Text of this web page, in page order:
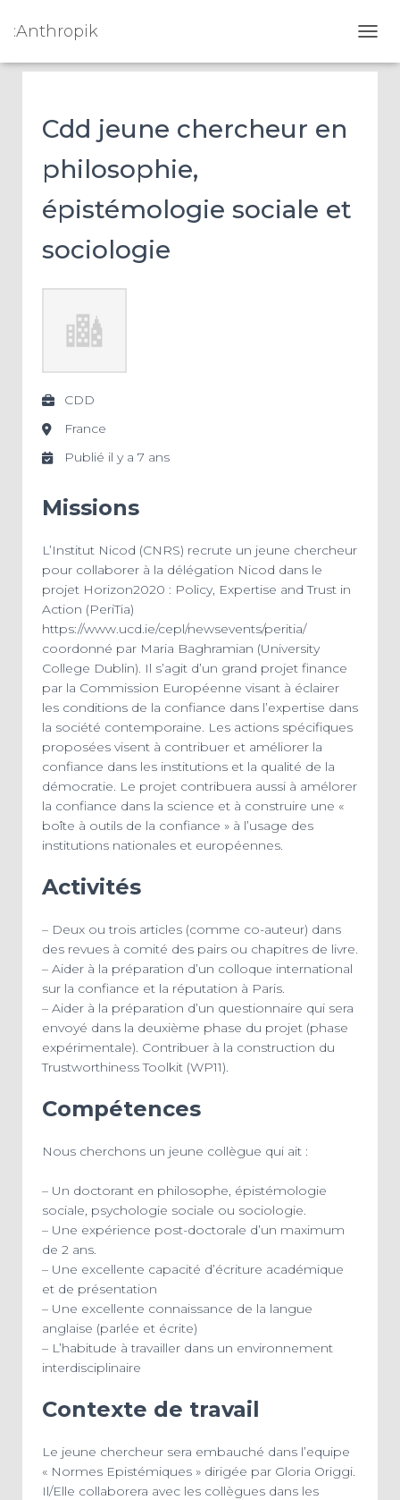
:Anthropik
Cdd jeune chercheur en
philosophie,
épistémologie sociale et
sociologie
CDD
France
Publié il y a 7 ans
Missions
L’Institut Nicod (CNRS) recrute un jeune chercheur
pour collaborer à la délégation Nicod dans le
projet Horizon2020 : Policy, Expertise and Trust in
Action (PeriTia)
https://www.ucd.ie/cepl/newsevents/peritia/
coordonné par Maria Baghramian (University
College Dublin). Il s’agit d’un grand projet finance
par la Commission Européenne visant à éclairer
les conditions de la confiance dans l’expertise dans
la société contemporaine. Les actions spécifiques
proposées visent à contribuer et améliorer la
confiance dans les institutions et la qualité de la
démocratie. Le projet contribuera aussi à amélorer
la confiance dans la science et à construire une «
boîte à outils de la confiance » à l’usage des
institutions nationales et européennes.
Activités
– Deux ou trois articles (comme co-auteur) dans
des revues à comité des pairs ou chapitres de livre.
– Aider à la préparation d’un colloque international
sur la confiance et la réputation à Paris.
– Aider à la préparation d’un questionnaire qui sera
envoyé dans la deuxième phase du projet (phase
expérimentale). Contribuer à la construction du
Trustworthiness Toolkit (WP11).
Compétences
Nous cherchons un jeune collègue qui ait :
– Un doctorant en philosophe, épistémologie
sociale, psychologie sociale ou sociologie.
– Une expérience post-doctorale d’un maximum
de 2 ans.
– Une excellente capacité d’écriture académique
et de présentation
– Une excellente connaissance de la langue
anglaise (parlée et écrite)
– L’habitude à travailler dans un environnement
interdisciplinaire
Contexte de travail
Le jeune chercheur sera embauché dans l’equipe
« Normes Epistémiques » dirigée par Gloria Origgi.
Il/Elle collaborera avec les collègues dans les